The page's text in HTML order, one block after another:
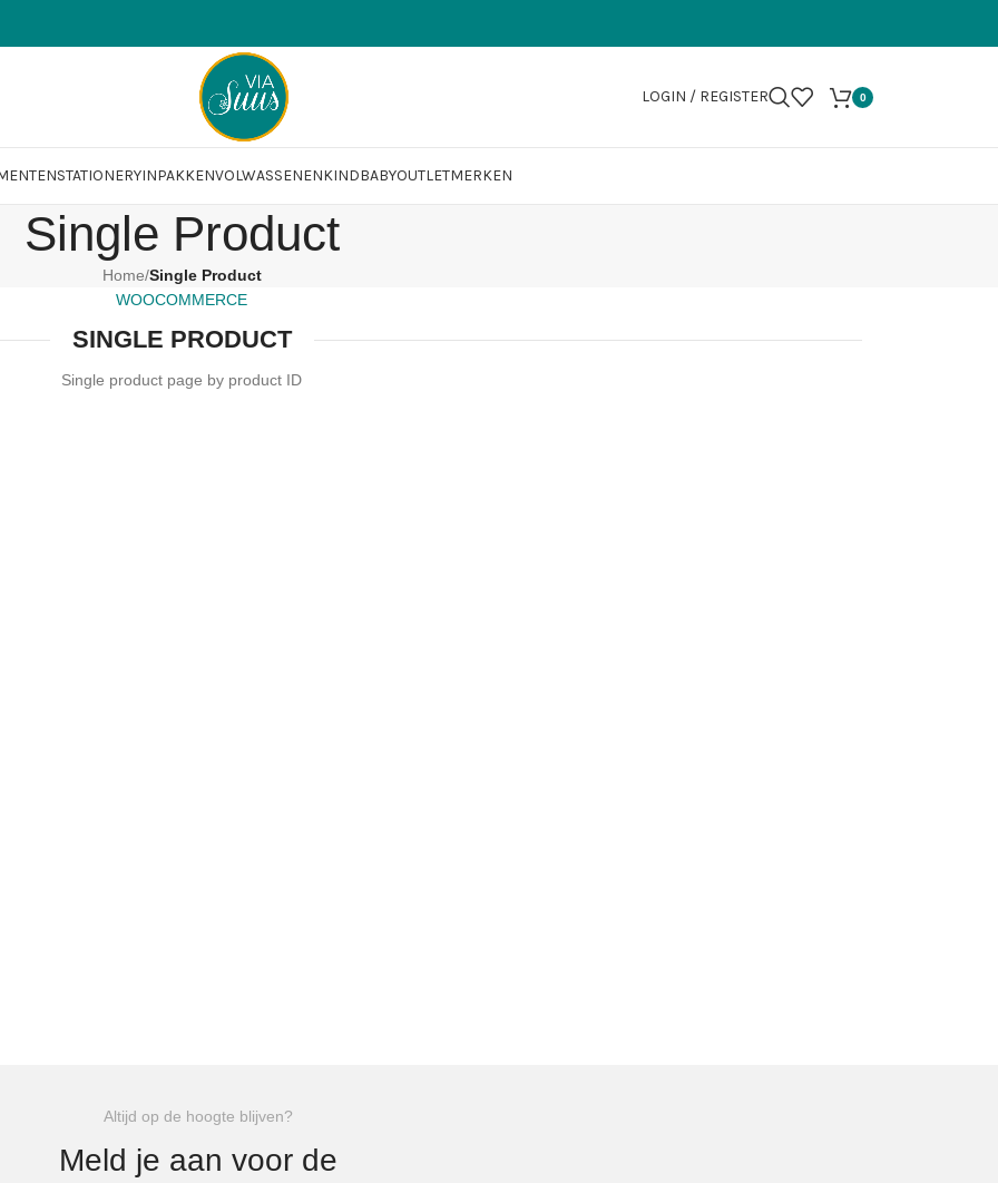
LOGIN / REGISTER 0
STATIONERYINPAKKENVOLWASSENENKINDBABYOUTLETMERKEN
Single Product
Home/Single Product
WOOCOMMERCE
SINGLE PRODUCT
Single product page by product ID
Altijd op de hoogte blijven?
Meld je aan voor de